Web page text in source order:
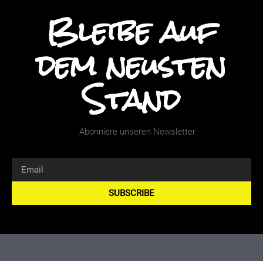
Bleibe auf
dem neusten
Stand
Abonniere unseren Newsletter
SUBSCRIBE